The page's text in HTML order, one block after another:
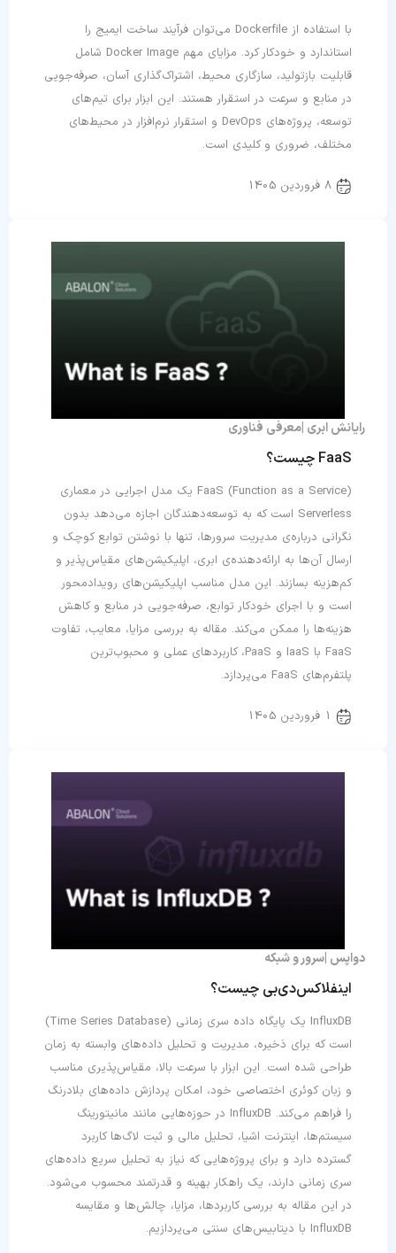
با استفاده از Dockerfile می‌توان فرآیند ساخت ایمیج را
استاندارد و خودکار کرد. مزایای مهم Docker Image شامل
قابلیت بازتولید، سازگاری محیط، اشتراک‌گذاری آسان، صرفه‌جویی
در منابع و سرعت در استقرار هستند. این ابزار برای تیم‌های
توسعه، پروژه‌های DevOps و استقرار نرم‌افزار در محیط‌های
مختلف، ضروری و کلیدی است.
8 فروردین 1405
FaaS چیست؟
FaaS (Function as a Service) یک مدل اجرایی در معماری
Serverless است که به توسعه‌دهندگان اجازه می‌دهد بدون
نگرانی درباره‌ی مدیریت سرورها، تنها با نوشتن توابع کوچک و
ارسال آن‌ها به ارائه‌دهنده‌ی ابری، اپلیکیشن‌های مقیاس‌پذیر و
کم‌هزینه بسازند. این مدل مناسب اپلیکیشن‌های رویدادمحور
است و با اجرای خودکار توابع، صرفه‌جویی در منابع و کاهش
هزینه‌ها را ممکن می‌کند. مقاله به بررسی مزایا، معایب، تفاوت
FaaS با IaaS و PaaS، کاربردهای عملی و محبوب‌ترین
پلتفرم‌های FaaS می‌پردازد.
رایانش ابری معرفی فناوری
1 فروردین 1405
اینفلاکس‌دی‌بی چیست؟
InfluxDB یک پایگاه داده سری زمانی (Time Series Database)
است که برای ذخیره، مدیریت و تحلیل داده‌های وابسته به زمان
طراحی شده است. این ابزار با سرعت بالا، مقیاس‌پذیری مناسب
و زبان کوئری اختصاصی خود، امکان پردازش داده‌های بلادرنگ
را فراهم می‌کند. InfluxDB در حوزه‌هایی مانند مانیتورینگ
سیستم‌ها، اینترنت اشیا، تحلیل مالی و ثبت لاگ‌ها کاربرد
گسترده دارد و برای پروژه‌هایی که نیاز به تحلیل سریع داده‌های
سری زمانی دارند، یک راهکار بهینه و قدرتمند محسوب می‌شود.
در این مقاله به بررسی کاربردها، مزایا، چالش‌ها و مقایسه
InfluxDB با دیتابیس‌های سنتی می‌پردازیم.
دواپس سرور و شبکه